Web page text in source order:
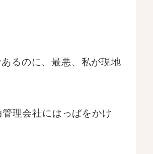
るのに、最悪、私が現地
理会社にはっぱをかけ